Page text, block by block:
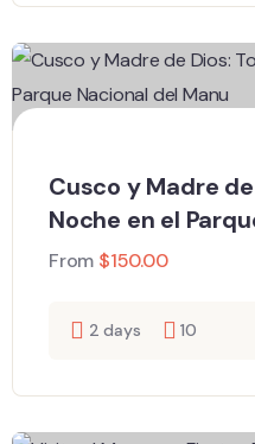
Cusco y Madre
Noche en el
From $150.00
2 days 10